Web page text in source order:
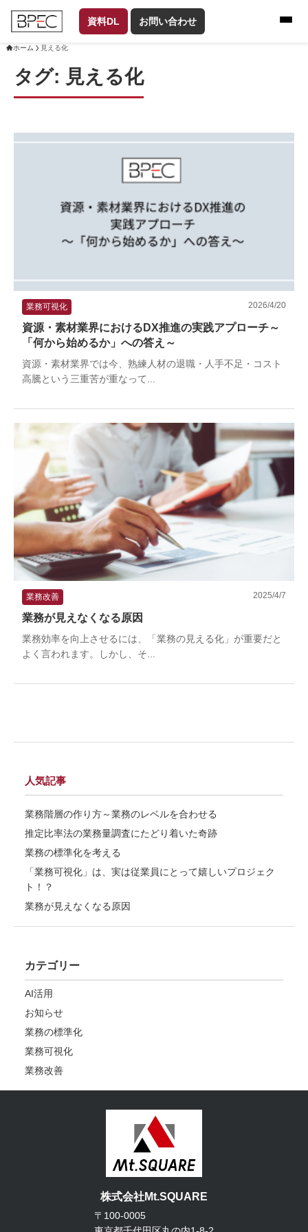
資料DL お問い合わせ
ホーム 見える化
タグ: 見える化
業務可視化 2026/4/20
資源・素材業界におけるDX推進の実践アプローチ～
「何から始めるか」への答え～
資源・素材業界では今、熟練人材の退職・人手不足・コスト
高騰という三重苦が重なって...
業務改善 2025/4/7
業務が見えなくなる原因
業務効率を向上させるには、「業務の見える化」が重要だと
よく言われます。しかし、そ...
人気記事
業務階層の作り方～業務のレベルを合わせる
推定比率法の業務量調査にたどり着いた奇跡
業務の標準化を考える
「業務可視化」は、実は従業員にとって嬉しいプロジェク
ト！？
業務が見えなくなる原因
カテゴリー
AI活用
お知らせ
業務の標準化
業務可視化
業務改善
株式会社Mt.SQUARE
〒100-0005